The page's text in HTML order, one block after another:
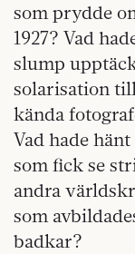
som prydde
1927? Vad
slump
solarisation
kända
Vad hade
som fick se
andra
som
badkar?